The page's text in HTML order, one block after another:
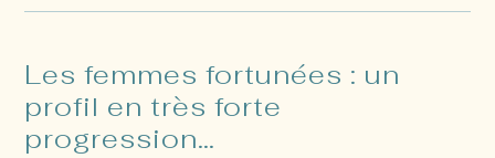
Les femmes fortunées : un
profil en très forte
progression…